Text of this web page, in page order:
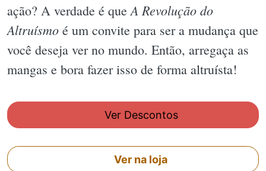
ação? A verdade é que A Revolução do
Altruísmo é um convite para ser a mudança que
você deseja ver no mundo. Então, arregaça as
mangas e bora fazer isso de forma altruísta!
Ver Descontos
Ver na loja